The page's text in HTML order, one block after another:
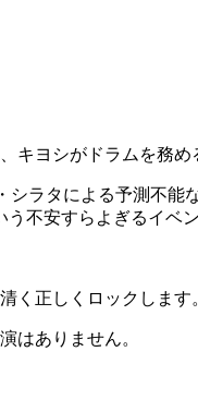
キヨシがドラムを務め
ラタによる予測不能
う不安すらよぎるイベン
く正しくロックします
はありません。